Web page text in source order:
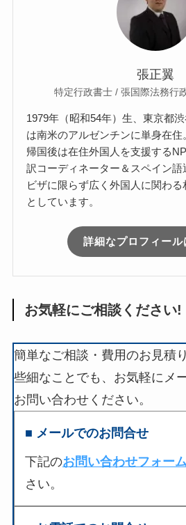
張正翼
特定行政書士 / 張国際法務行
1979年（昭和54年）生、東京都
は南米のアルゼンチンに単身在住
帰国後は在住外国人を支援する
訳コーディネーター＆スペイン語
ビザに限らず広く外国人に関わ
としています。
詳細なプロフィール
お気軽にご相談ください!
簡単なご相談・費用のお見積
些細なことでも、お気軽にメ
お問い合わせください。
■ メールでのお問合せ
下記のお問い合わせフォーム
さい。